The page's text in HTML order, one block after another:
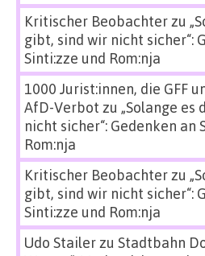
Kritischer Beobachterzu
gibt, sind wir nicht sicher“:
Sinti:zze und Rom:nja
1000 Jurist:innen, die GFF
AfD-Verbot zu „Solange
nicht sicher“: Gedenken an
Rom:nja
Kritischer Beobachterzu
gibt, sind wir nicht sicher“:
Sinti:zze und Rom:nja
Udo Stailerzu Stadtbahn